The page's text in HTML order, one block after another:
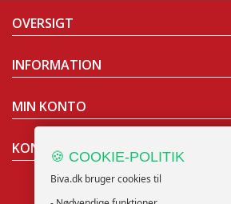
OVERSIGT
INFORMATION
MIN KONTO
KONTAKT OS
🍪 COOKIE-POLITIK
Biva.dk bruger cookies til